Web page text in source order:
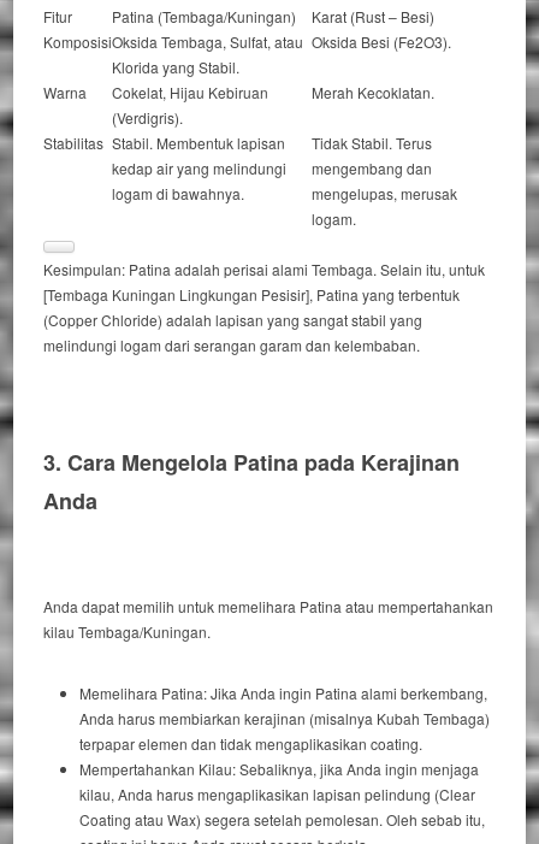
Fitur Patina (Tembaga/Kuningan) Karat (Rust– Besi)
KomposisiOksida Tembaga, Sulfat, atau
Klorida yang Stabil.
Oksida Besi (Fe2O3).
Warna
Cokelat, Hijau Kebiruan
(Verdigris).
Merah Kecoklatan.
Stabilitas Stabil. Membentuk lapisan
kedap air yang melindungi
logam di bawahnya.
Tidak Stabil. Terus
mengembang dan
mengelupas, merusak
logam.
Kesimpulan: Patina adalah perisai alami Tembaga.Selain itu, untuk
[Tembaga Kuningan Lingkungan Pesisir], Patina yang terbentuk
(Copper Chloride) adalah lapisan yang sangat stabil yang
melindungi logam dari serangan garam dan kelembaban.
3. Cara Mengelola Patina pada Kerajinan
Anda
Anda dapat memilih untuk memelihara Patina atau mempertahankan
kilau Tembaga/Kuningan.
Memelihara Patina:Jika Anda ingin Patina alami berkembang,
Anda harus membiarkan kerajinan (misalnya Kubah Tembaga)
terpapar elemen dan tidak mengaplikasikancoating.
Mempertahankan Kilau:Sebaliknya, jika Anda ingin menjaga
kilau, Anda harus mengaplikasikan lapisan pelindung (Clear
Coating atauWax) segera setelah pemolesan.Oleh sebab itu,